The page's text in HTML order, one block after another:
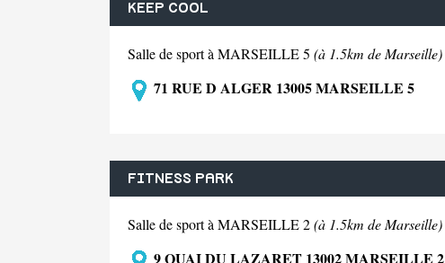
KEEP COOL
Salle de sport à MARSEILLE 5 (à 1.5km de Marseille)
71 RUE D ALGER 13005 MARSEILLE 5
FITNESS PARK
Salle de sport à MARSEILLE 2(à 1.5km de Marseille)
9 QUAI DU LAZARET 13002 MARSEILLE 2